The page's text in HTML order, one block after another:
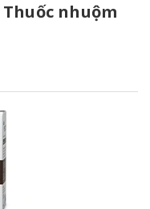
nhuộm